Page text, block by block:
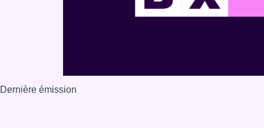
Dernière émission